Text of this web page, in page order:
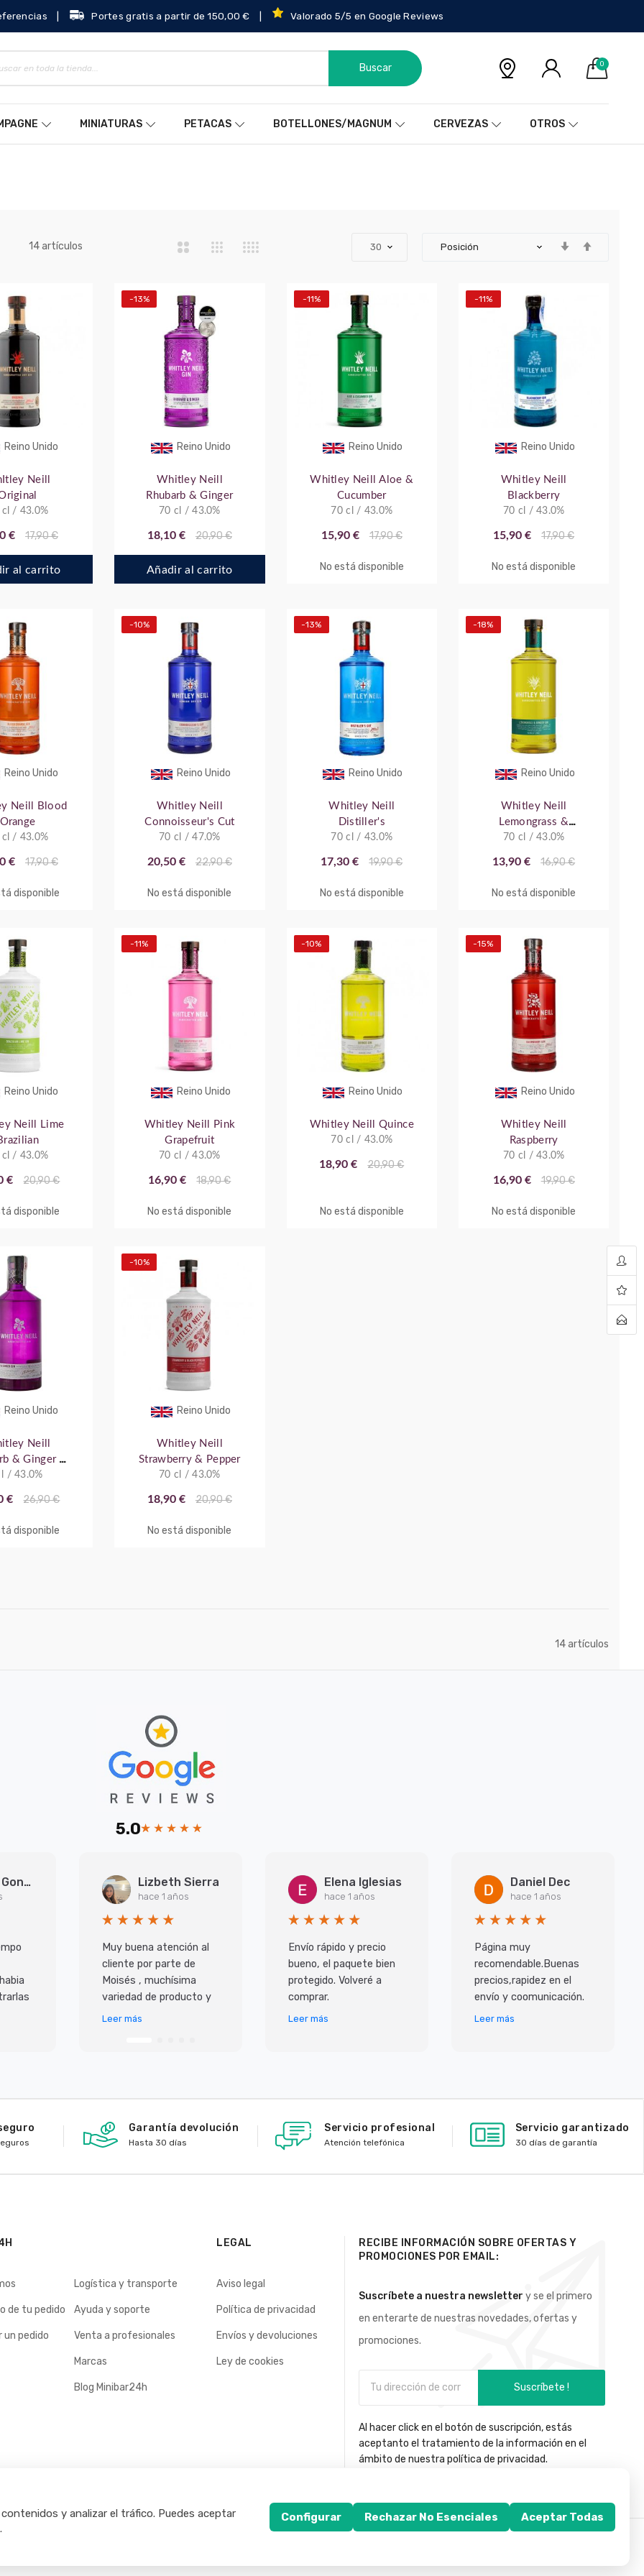
Portes gratis a partir de 150,00 € Valorado 5/5 en Google Reviews
0
Buscar
MINIATURAS PETACAS BOTELLONES/MAGNUM CERVEZAS OTROS
y analizar el tráfico. Puedes aceptar
Configurar Rechazar No Esenciales Aceptar Todas
14artículos
Reino Unido
Neill
cl / 43.0%
€ 17,90 €
al carrito
Reino Unido
-13%
Whitley Neill
Rhubarb & Ginger
70 cl / 43.0%
18,10 € 20,90 €
Añadir al carrito
Reino Unido
-11%
Whitley Neill Aloe &
Cucumber
70 cl / 43.0%
15,90 € 17,90 €
No está disponible
Reino Unido
-11%
Whitley Neill
Blackberry
70 cl / 43.0%
15,90 € 17,90 €
No está disponible
Reino Unido
Neill Blood
Orange
cl / 43.0%
€ 17,90 €
disponible
Reino Unido
-10%
Whitley Neill
Connoisseur's Cut
70 cl / 47.0%
20,50 € 22,90 €
No está disponible
Reino Unido
-13%
Whitley Neill
Distiller's
70 cl / 43.0%
17,30 € 19,90 €
No está disponible
Reino Unido
-18%
Whitley Neill
Lemongrass &
Ginger
70 cl / 43.0%
13,90 € 16,90 €
No está disponible
Reino Unido
Neill Lime
cl / 43.0%
€ 20,90 €
disponible
Reino Unido
-11%
Whitley Neill Pink
Grapefruit
70 cl / 43.0%
16,90 € 18,90 €
No está disponible
Reino Unido
-10%
Whitley Neill Quince
70 cl / 43.0%
18,90 € 20,90 €
No está disponible
Reino Unido
-15%
Whitley Neill
Raspberry
70 cl / 43.0%
16,90 € 19,90 €
No está disponible
Reino Unido
Neill
& Ginger 1
L
l / 43.0%
€ 26,90 €
disponible
Reino Unido
-10%
Whitley Neill
Strawberry & Pepper
70 cl / 43.0%
18,90 € 20,90 €
No está disponible
14artículos
5.0
Arantxa Gonzalez Martinez Lizbeth Sierra
hace 1 años
Muy buena atención al
cliente por parte de
Moisés , muchísima
variedad de producto y
lo mejor es que todo
Leer más
Elena Iglesias
hace 1 años
Envío rápido y precio
bueno, el paquete bien
protegido. Volveré a
comprar.
Leer más
Daniel Dec
hace 1 años
Página muy
recomendable.Buenas
precios,rapidez en el
envío y coomunicación.
Leer más
Garantía devolución
Hasta 30 días
Servicio profesional
Atención telefónica
Servicio garantizado
30 días de garantía
Logística y transporte
de tu pedido Ayuda y soporte
un pedido Venta a profesionales
Marcas
Blog Minibar24h
LEGAL
Aviso legal
Política de privacidad
Envíos y devoluciones
Ley de cookies
RECIBE INFORMACIÓN SOBRE OFERTAS Y
PROMOCIONES POR EMAIL:
Suscríbete a nuestra newsletter y se el primero
en enterarte de nuestras novedades, ofertas y
promociones.
Suscríbete !
Al hacer click en el botón de suscripción, estás
aceptanto el tratamiento de la información en el
ámbito de nuestra política de privacidad.